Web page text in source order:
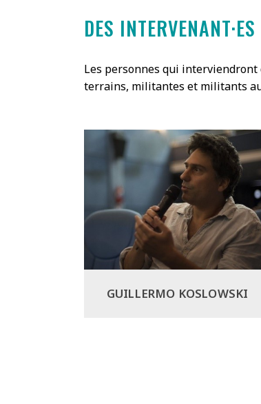
DES
Les personnes qui interviendront
terrains, militantes et militants
GUILLERMO KOSLOWSKI